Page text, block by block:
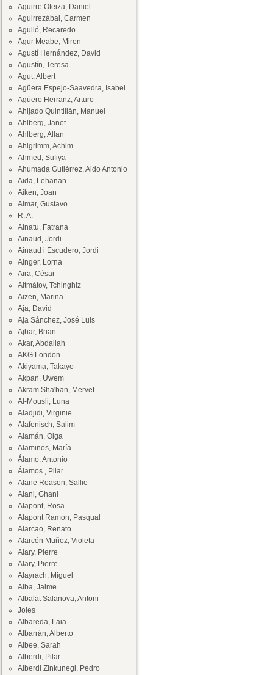
Aguirre Oteiza, Daniel
Aguirrezábal, Carmen
Agulló, Recaredo
Agur Meabe, Miren
Agustí Hernández, David
Agustín, Teresa
Agut, Albert
Agüera Espejo-Saavedra, Isabel
Agüero Herranz, Arturo
Ahijado Quintillán, Manuel
Ahlberg, Janet
Ahlberg, Allan
Ahlgrimm, Achim
Ahmed, Sufiya
Ahumada Gutiérrez, Aldo Antonio
Aida, Lehanan
Aiken, Joan
Aimar, Gustavo
R. A.
Ainatu, Fatrana
Ainaud, Jordi
Ainaud i Escudero, Jordi
Ainger, Lorna
Aira, César
Aitmátov, Tchinghiz
Aizen, Marina
Aja, David
Aja Sánchez, José Luis
Ajhar, Brian
Akar, Abdallah
AKG London
Akiyama, Takayo
Akpan, Uwem
Akram Sha'ban, Mervet
Al-Mousli, Luna
Aladjidi, Virginie
Alafenisch, Salim
Alamán, Olga
Alaminos, María
Álamo, Antonio
Álamos , Pilar
Alane Reason, Sallie
Alani, Ghani
Alapont, Rosa
Alapont Ramon, Pasqual
Alarcao, Renato
Alarcón Muñoz, Violeta
Alary, Pierre
Alary, Pierre
Alayrach, Miguel
Alba, Jaime
Albalat Salanova, Antoni
Joles
Albareda, Laia
Albarrán, Alberto
Albee, Sarah
Alberdi, Pilar
Alberdi Zinkunegi, Pedro